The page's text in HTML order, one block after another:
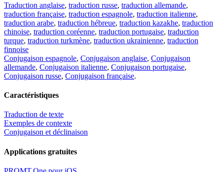
Traduction anglaise, traduction russe, traduction allemande,
traduction française, traduction espagnole, traduction italienne,
traduction arabe, traduction hébreue, traduction kazakhe, traduction
chinoise, traduction coréenne, traduction portugaise, traduction
turque, traduction turkmène, traduction ukrainienne, traduction
finnoise
Conjugaison espagnole, Conjugaison anglaise, Conjugaison
allemande, Conjugaison italienne, Conjugaison portugaise,
Conjugaison russe, Conjugaison française.
Caractéristiques
Traduction de texte
Exemples de contexte
Conjugaison et déclinaison
Applications gratuites